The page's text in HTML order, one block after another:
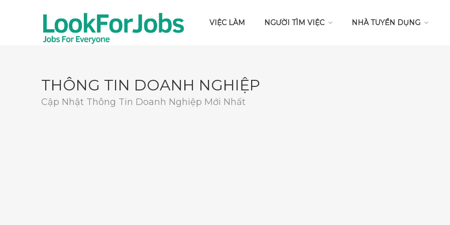
VIỆC LÀM NGƯỜI TÌM VIỆC NHÀ TUYỂN DỤNG
THÔNG TIN DOANH NGHIỆP
Cập Nhật Thông Tin Doanh Nghiệp Mới Nhất